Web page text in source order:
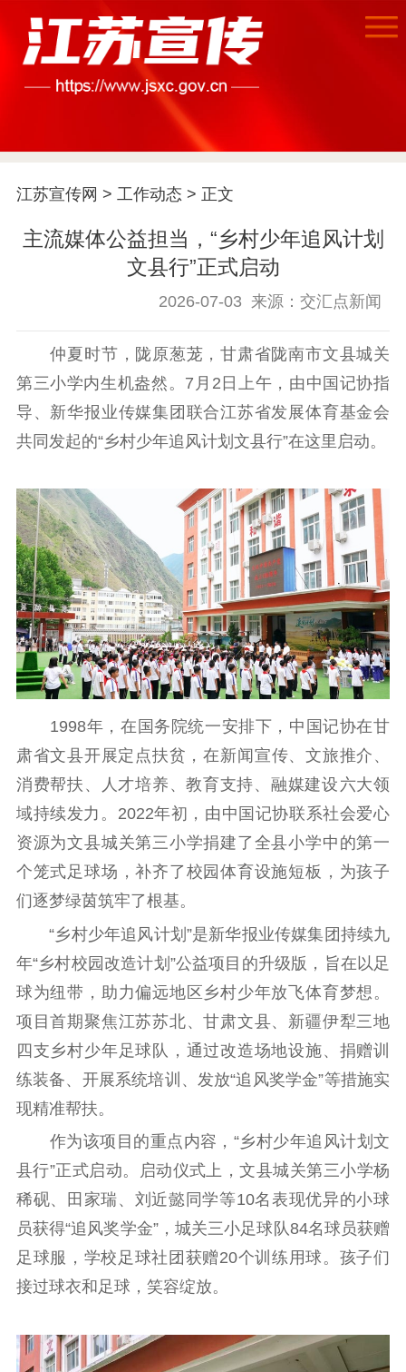
首页
公示公告
工作动态
理论武装
理论学习 宣传宣讲 研究阐释
哲学社科
社科强省 工作通知
成果集萃
江苏文脉
资料下载
新闻宣传
主题宣传 对外宣传
新闻发布
记者之家
品牌栏目
文化文艺
精品生产 文化惠民
文化传承
文化交流
体制改革
文化产业
紫金文化艺术节
品牌活动 紫艺舞台
精神文明
文明创建 文明实践
文明培育
社会宣传
思想政治教育 爱国主义教育
全民国防教育
红色资源保护利
用
新闻出版
扫黄打非
江苏宣传网 > 工作动态 > 正文
主流媒体公益担当，“乡村少年追风计划
文县行”正式启动
2026-07-03 来源：交汇点新闻
仲夏时节，陇原葱茏，甘肃省陇南市文县城关
第三小学内生机盎然。7月2日上午，由中国记协指
导、新华报业传媒集团联合江苏省发展体育基金会
共同发起的“乡村少年追风计划文县行”在这里启动。
1998年，在国务院统一安排下，中国记协在甘
肃省文县开展定点扶贫，在‌新闻宣传、文旅推介、
消费帮扶、人才培养、教育支持、融媒建设‌六大领
域持续发力。2022年初，由中国记协联系社会爱心
资源为文县城关第三小学捐建了全县小学中的第一
个笼式足球场，补齐了校园体育设施短板，为孩子
们逐梦绿茵筑牢了根基。
“乡村少年追风计划”是新华报业传媒集团持续九
年“乡村校园改造计划”公益项目的升级版，旨在以足
球为纽带，助力偏远地区乡村少年放飞体育梦想。
项目首期聚焦江苏苏北、甘肃文县、新疆伊犁三地
四支乡村少年足球队，通过改造场地设施、捐赠训
练装备、开展系统培训、发放“追风奖学金”等措施实
现精准帮扶。
作为该项目的重点内容，“乡村少年追风计划文
县行”正式启动。启动仪式上，文县城关第三小学杨
稀砚、田家瑞、刘近懿同学等10名表现优异的小球
员获得“追风奖学金”，城关三小足球队84名球员获赠
足球服，学校足球社团获赠20个训练用球。孩子们
接过球衣和足球，笑容绽放。